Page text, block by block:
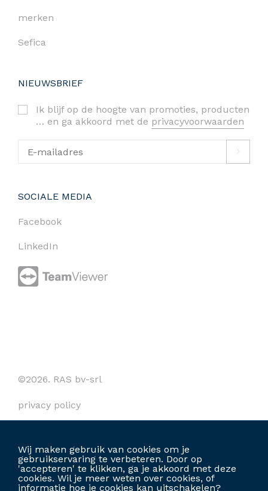
Wij maken gebruik van cookies om je
gebruikservaring te verbeteren. Door op
'accepteren' te klikken, ga je akkoord met deze
cookies. Wil je meer weten over cookies, of
informatie hoe je cookies kan uitschakelen?
merken
Sefica
NIEUWSBRIEF
Ik blijf op de hoogte van promoties, producten
… en ga akkoord met de privacyvoorwaarden
SOCIALE MEDIA
Facebook
LinkedIn
©2026. RAS bv-srl
privacy policy
algemene voorwaarden